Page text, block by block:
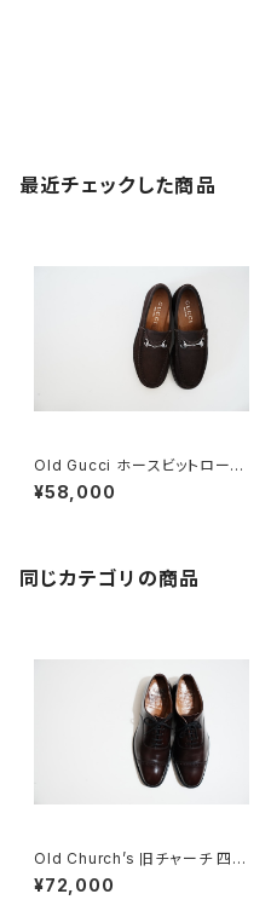
最近チェックした商品
Old Gucci ホースビットローフ
ァー 40E Brown スエード
¥58,000
同じカテゴリの商品
Old Church’s 旧チャーチ 四都
市 BELMONTパンチドキャップ
トウ 85G
¥72,000